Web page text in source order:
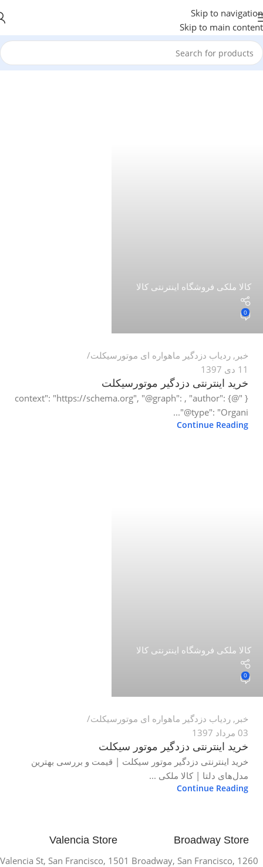
Skip to navigation
Skip to main content
کالا ملکی فروشگاه اینترنتی کالا
0
خبر , ردیاب دزدگیر ماهواره ای موتورسیکلت
11 دی 1397
خرید اینترنتی دزدگیر موتورسیکلت
{ "@context": "https://schema.org", "@graph": , "author": {
"@type": "Organi...
Continue Reading
کالا ملکی فروشگاه اینترنتی کالا
0
خبر , ردیاب دزدگیر ماهواره ای موتورسیکلت
03 مرداد 1397
خرید اینترنتی دزدگیر موتور سیکلت
خرید اینترنتی دزدگیر موتور سیکلت | قیمت و بررسی بهترین
مدل‌های دلتا | کالا ملکی ...
Continue Reading
Broadway Store
1260 Broadway, San Francisco,
Valencia Store
1501 Valencia St, San Francisco,